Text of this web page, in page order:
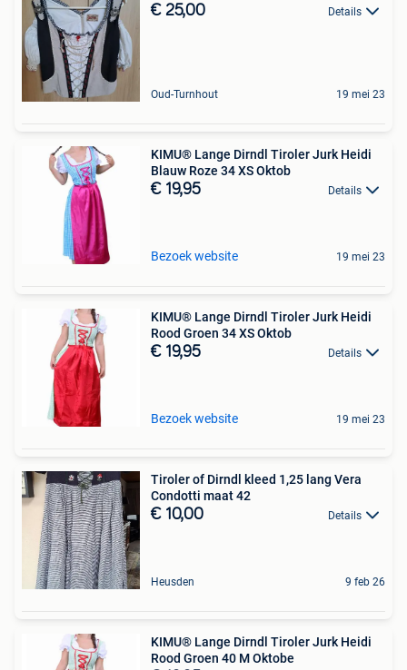
€ 25,00 Details
Oud-Turnhout 19 mei 23
KIMU® Lange Dirndl Tiroler Jurk Heidi
Blauw Roze 34 XS Oktob
€ 19,95 Details
Bezoek website 19 mei 23
KIMU® Lange Dirndl Tiroler Jurk Heidi
Rood Groen 34 XS Oktob
€ 19,95 Details
Bezoek website 19 mei 23
Tiroler of Dirndl kleed 1,25 lang Vera
Condotti maat 42
€ 10,00 Details
Heusden 9 feb 26
KIMU® Lange Dirndl Tiroler Jurk Heidi
Rood Groen 40 M Oktobe